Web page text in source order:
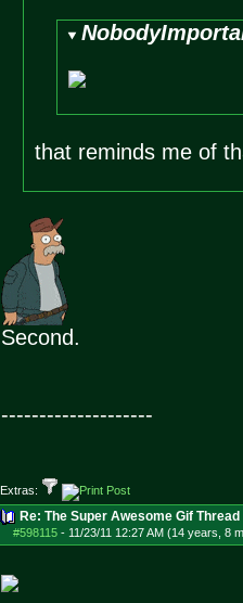
that reminds me of
Second.
--------------------
Extras:
Re: The Super Awesome Gif Thread
#598115- 11/23/11 12:27 AM (14 years, 8